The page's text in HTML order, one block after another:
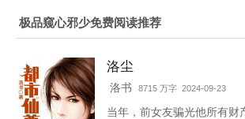
极品窥心邪少免费阅读推荐
洛尘
洛书 8715 万字 2024-09-23
当年，前女友骗光他所有财